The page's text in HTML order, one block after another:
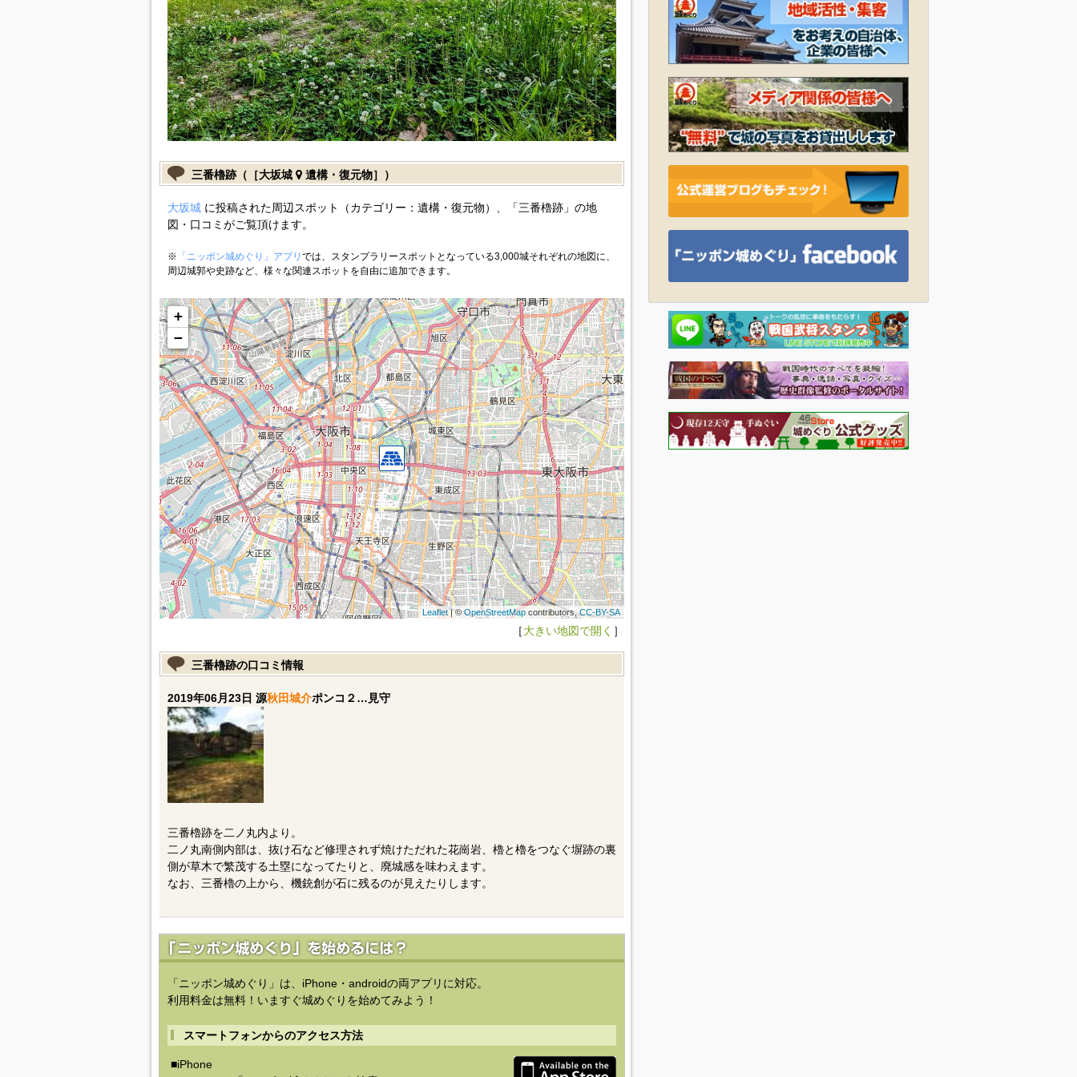
三番櫓跡（［大坂城 遺構・復元物］）
大坂城に投稿された周辺スポット（カテゴリー：遺構・復元物）、「三番櫓跡」の地
図・口コミがご覧頂けます。
※ 「ニッポン城めぐり」アプリ では、スタンプラリースポットとなっている3,000城それぞれの地図に、
周辺城郭や史跡など、様々な関連スポットを自由に追加できます。
+
−
Leaflet| ©OpenStreetMapcontributors,CC-BY-SA
［大きい地図で開く ］
三番櫓跡の口コミ情報
2019年06月23日 源秋田城介ポンコ２…見守
三番櫓跡を二ノ丸内より。
二ノ丸南側内部は、抜け石など修理されず焼けただれた花崗岩、櫓と櫓をつなぐ塀跡の裏
側が草木で繁茂する土塁になってたりと、廃城感を味わえます。
なお、三番櫓の上から、機銃創が石に残るのが見えたりします。
「ニッポン城めぐり」は、iPhone・androidの両アプリに対応。
利用料金は無料！いますぐ城めぐりを始めてみよう！
スマートフォンからのアクセス方法
■iPhone